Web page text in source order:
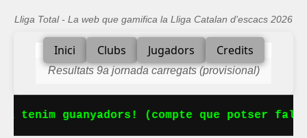
Lliga Total - La web que gamifica la Lliga Catalan d'escacs 2026
Inici Clubs Jugadors Credits
Resultats 9a jornada carregats (provisional)
tenim guanyadors! (compte que potser